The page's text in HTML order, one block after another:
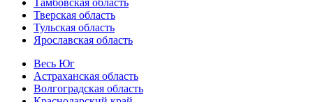
Тамбовская область
Тверская область
Тульская область
Ярославская область
Весь Юг
Астраханская область
Волгоградская область